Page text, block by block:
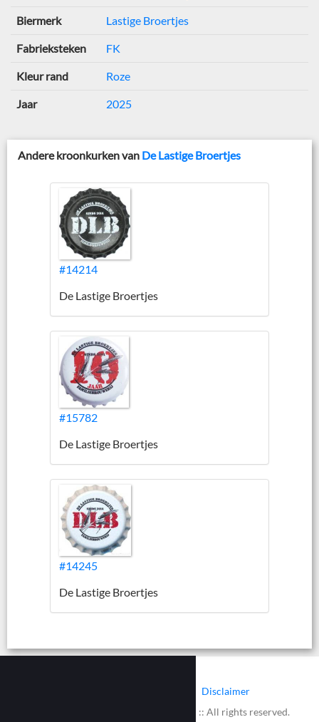
Biermerk Lastige Broertjes
Fabrieksteken FK
Kleur rand Roze
Jaar 2025
Andere kroonkurken van De Lastige Broertjes
#14214
De Lastige Broertjes
#15782
De Lastige Broertjes
#14245
De Lastige Broertjes
Disclaimer
© 2002 - 2026 :: www.bieretiketten.nl :: All rights reserved.